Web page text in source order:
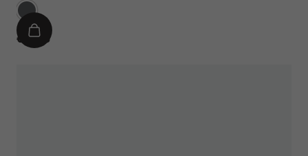
Anthraciet
€
€ 16,95
IN